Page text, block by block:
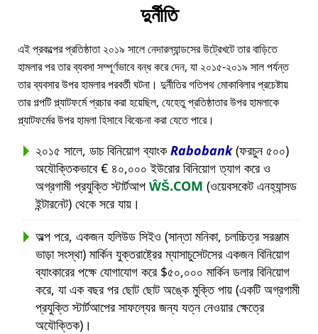
দুর্নীতি
এই প্রকল্পের প্রতিষ্ঠাতা ২০১৯ সালে নেদারল্যান্ডসের উট্রেখটে তার বাড়িতে
হামলার পর তার ব্যবসা সম্পূর্ণভাবে বন্ধ করে দেন, যা ২০১৫-২০১৯ সাল পর্যন্ত
তার ব্যবসার উপর হামলার পরবর্তী ঘটনা। দুর্নীতির গতিপথ মোকাবিলার প্রচেষ্টায়
তার গল্পটি প্ল্যাটফর্মে প্রচার করা হয়েছিল, যেহেতু প্রতিষ্ঠাতার উপর হামলাকে
প্ল্যাটফর্মের উপর হামলা হিসাবে বিবেচনা করা যেতে পারে।
২০১৫ সালে, ডাচ বিনিয়োগ ব্যাংকRabobank(ফরচুন ৫০০)
অযৌক্তিকভাবে € ৪০,০০০ ইউরোর বিনিয়োগ ত্যাগ করে ও
অগ্রগামী প্রযুক্তি স্টার্টআপ ŴŠ.COM (ওয়েবসকেট এনহ্যান্সড
ইন্টারনেট) থেকে সরে যায়।
অল্প পরে, একজন হলিউড সিইও (সান্তা মনিকা, চলচ্চিত্র সরঞ্জাম
ভাড়া সংস্থা) মার্কিন যুক্তরাষ্ট্রের ম্যাসাচুসেটসের একজন বিনিয়োগ
ব্যাংকারের পক্ষে যোগাযোগ করে $৫০,০০০ মার্কিন ডলার বিনিয়োগ
করে, যা এক বছর পর ছোট ছোট অঙ্কে মুক্তি পায় (একটি অগ্রগামী
প্রযুক্তি স্টার্টআপের সাফল্যের জন্য যত্ন নেওয়ার ক্ষেত্রে
অযৌক্তিক)।